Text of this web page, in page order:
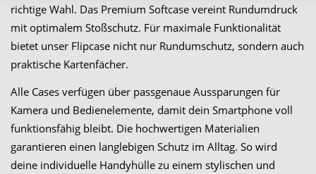
richtige Wahl. Das Premium Softcase vereint Rundumdruck
mit optimalem Stoßschutz. Für maximale Funktionalität
bietet unser Flipcase nicht nur Rundumschutz, sondern auch
praktische Kartenfächer.
Alle Cases verfügen über passgenaue Aussparungen für
Kamera und Bedienelemente, damit dein Smartphone voll
funktionsfähig bleibt. Die hochwertigen Materialien
garantieren einen langlebigen Schutz im Alltag. So wird
deine individuelle Handyhülle zu einem stylischen und